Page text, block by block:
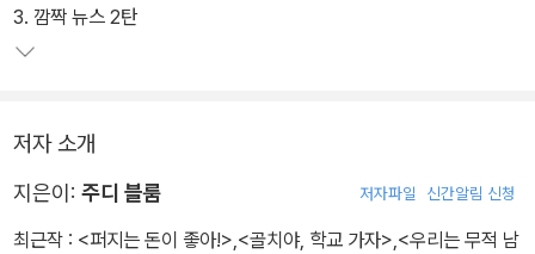
다. 게다가 전학 간 학교의 병설유치원에 퍼지가 다니기 시작하면서,
하루도 조용할 날이 없는 학교생활을 시작한 피터는 한층 힘든 일이
하지만 6학년 맏형답게 피터는 때론 퍼지를 달랠 줄도 알고, 집안의
여러 사건들에 대해 침착하게 상황을 판단하고 부모님을 도울 만큼
교, 유치원, 동네 친구들 등 한층 넓어진 배경을 바탕으로 다양한 관계
3. 깜짝 뉴스 2탄
저자 소개
지은이: 주디 블룸 저자파일 신간알림 신청
최근작 : <퍼지는 돈이 좋아!>,<골치야, 학교 가자>,<우리는 무적 남